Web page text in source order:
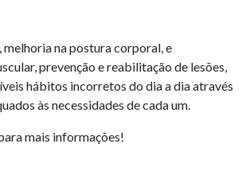
melhoria na postura corporal, e
prevenção e reabilitação de lesões,
hábitos incorretos do dia a dia através
às necessidades de cada um.
mais informações!